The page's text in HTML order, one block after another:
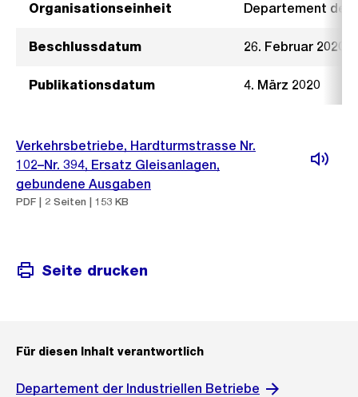
Organisationseinheit Departement der
Beschlussdatum 26. Februar 2020
Publikationsdatum 4. März 2020
Verkehrsbetriebe, Hardturmstrasse Nr.
102–Nr. 394, Ersatz Gleisanlagen,
gebundene Ausgaben
PDF | 2 Seiten | 153 KB
Seite drucken
Für diesen Inhalt verantwortlich
Departement der Industriellen Betriebe